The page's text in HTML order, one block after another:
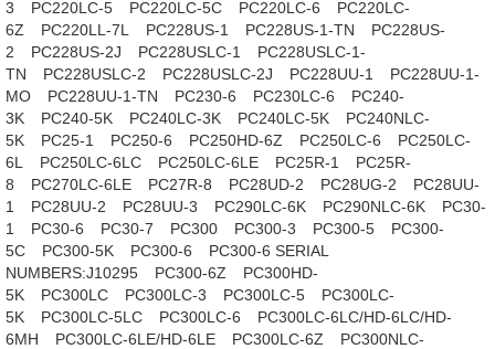
3
PC220LC-5 PC220LC-5C PC220LC-6
PC220LC-
6Z
PC220LL-7L PC228US-1 PC228US-1-TN
PC228US-
2
PC228US-2J PC228USLC-1
PC228USLC-1-
TN
PC228USLC-2 PC228USLC-2J PC228UU-1
PC228UU-1-
MO
PC228UU-1-TN PC230-6 PC230LC-6
PC240-
3K
PC240-5K PC240LC-3K PC240LC-5K
PC240NLC-
5K
PC25-1 PC250-6 PC250HD-6Z PC250LC-6
PC250LC-
6L
PC250LC-6LC PC250LC-6LE PC25R-1
PC25R-
8
PC270LC-6LE PC27R-8 PC28UD-2 PC28UG-2
PC28UU-
1
PC28UU-2 PC28UU-3 PC290LC-6K PC290NLC-6K
PC30-
1
PC30-6 PC30-7 PC300 PC300-3 PC300-5
PC300-
5C
PC300-5K PC300-6
PC300-6 SERIAL
NUMBERS:J10295
PC300-6Z
PC300HD-
5K
PC300LC PC300LC-3 PC300LC-5
PC300LC-
5K
PC300LC-5LC PC300LC-6
PC300LC-6LC/HD-6LC/HD-
6MH
PC300LC-6LE/HD-6LE PC300LC-6Z
PC300NLC-